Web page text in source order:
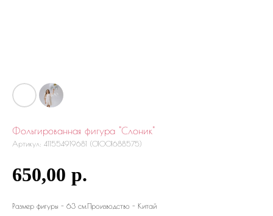
Фольгированная фигура "Слоник"
Артикул: 411554919681 (01001688575)
650,00 р.
Размер фигуры - 63 см.Производство - Китай